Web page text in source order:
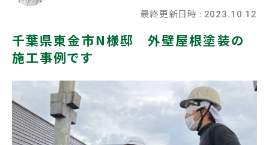
最終更新日時 : 2023.10.12
千葉県東金市N様邸 外壁屋根塗装の
施工事例です